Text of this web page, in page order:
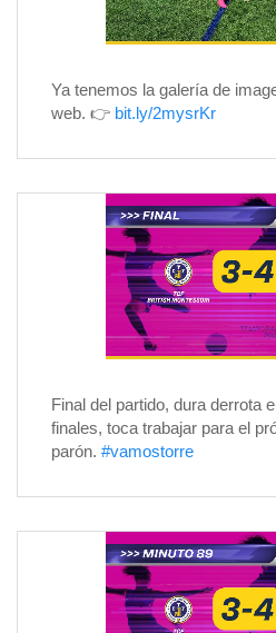
Ya tenemos la galería de
web. 👉 bit.ly/2mysrKr
Final del partido, dura derrota
finales, toca trabajar para el
parón. #vamostorre